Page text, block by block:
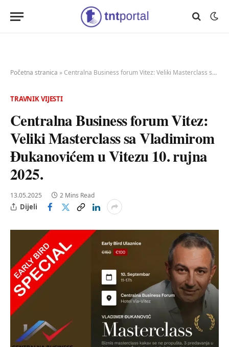
Početna stranica »Centralna Business forum Vitez: Veliki Masterclass sa Vladimirom Đukanovićem u Vitezu 10. rujna 2025.
TRAVNIK VIJESTI
Centralna Business forum Vitez:
Veliki Masterclass sa Vladimirom
Đukanovićem u Vitezu 10. rujna
2025.
13.05.2025 2 Mins Read
Dijeli